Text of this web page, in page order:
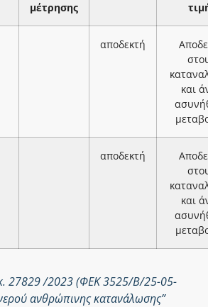
μέτρησης
αποδεκτή
και
αποδεκτή
και
27829 /2023 (ΦΕΚ 3525/Β/25-05-
ανθρώπινης κατανάλωσης”